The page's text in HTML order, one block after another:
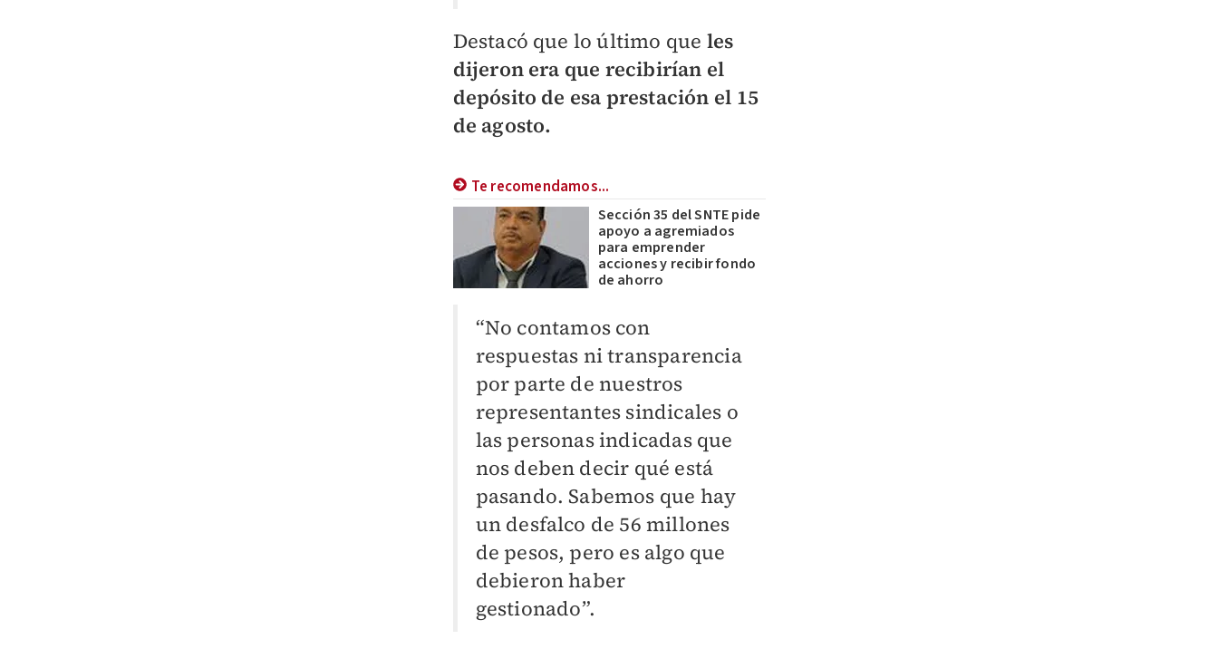
Destacó que lo último que les
dijeron era que recibirían el
depósito de esa prestación el 15
de agosto.
Te recomendamos...
Sección 35 del SNTE pide
apoyo a agremiados
para emprender
acciones y recibir fondo
de ahorro
“No contamos con
respuestas ni transparencia
por parte de nuestros
representantes sindicales o
las personas indicadas que
nos deben decir qué está
pasando. Sabemos que hay
un desfalco de 56 millones
de pesos, pero es algo que
debieron haber
gestionado”.